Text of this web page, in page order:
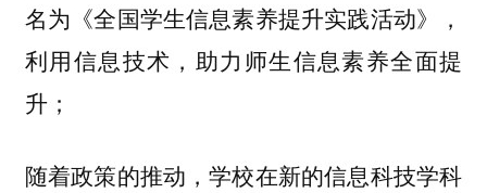
名为《全国学生信息素养提升实践活动》，
利用信息技术，助力师生信息素养全面提
升；
随着政策的推动，学校在新的信息科技学科